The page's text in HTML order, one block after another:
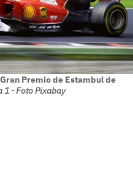
Premio de Estambul de
1 - Foto Pixabay